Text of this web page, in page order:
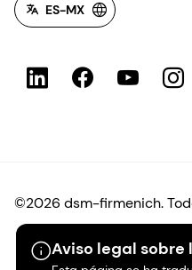
Aviso legal
ES-MX
©2026 dsm-firmenich.
Protección de datos